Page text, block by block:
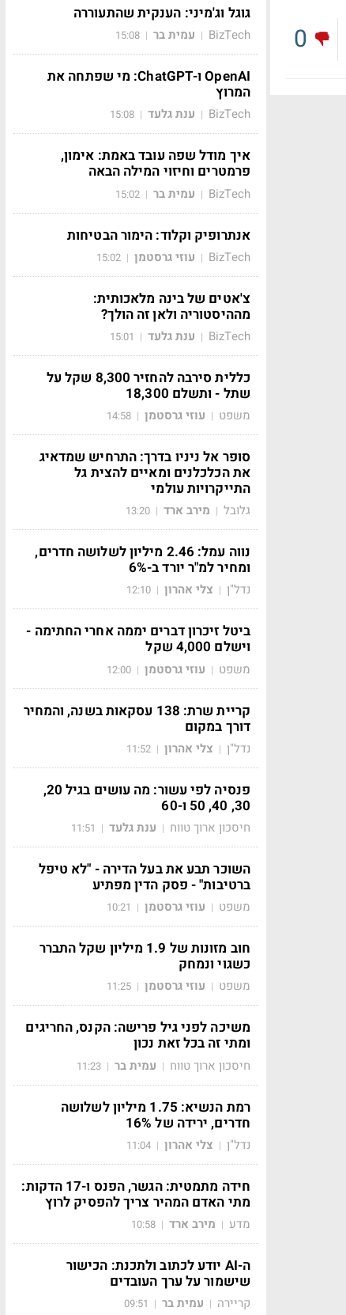
0
גוגל וג'מיני: הענקית שהתעוררה
BizTech
| עמית בר |
15:08
OpenAI ו-ChatGPT: מי שפתחה את
המרוץ
BizTech
| ענת גלעד |
15:08
איך מודל שפה עובד באמת: אימון,
פרמטרים וחיזוי המילה הבאה
BizTech
| עמית בר |
15:02
אנתרופיק וקלוד: הימור הבטיחות
BizTech
| עוזי גרסטמן |
15:02
צ'אטים של בינה מלאכותית:
מההיסטוריה ולאן זה הולך?
BizTech
| ענת גלעד |
15:01
כללית סירבה להחזיר 8,300 שקל על
שתל - ותשלם 18,300
משפט | עוזי גרסטמן |
14:58
סופר אל ניניו בדרך: התרחיש שמדאיג
את הכלכלנים ומאיים להצית גל
התייקרויות עולמי
גלובל | מירב ארד |
13:20
נווה עמל: 2.46 מיליון לשלושה חדרים,
ומחיר למ"ר יורד ב-6%
נדל"ן | צלי אהרון |
12:10
ביטל זיכרון דברים יממה אחרי החתימה -
וישלם 4,000 שקל
משפט | עוזי גרסטמן |
12:00
קריית שרת: 138 עסקאות בשנה, והמחיר
דורך במקום
נדל"ן | צלי אהרון |
11:52
פנסיה לפי עשור: מה עושים בגיל 20,
30, 40, 50 ו-60
חיסכון ארוך טווח | ענת גלעד |
11:51
השוכר תבע את בעל הדירה - "לא טיפל
ברטיבות" - פסק הדין מפתיע
משפט | עוזי גרסטמן |
10:21
חוב מזונות של 1.9 מיליון שקל התברר
כשגוי ונמחק
משפט | עוזי גרסטמן |
11:25
משיכה לפני גיל פרישה: הקנס, החריגים
ומתי זה בכל זאת נכון
חיסכון ארוך טווח | עמית בר |
11:23
רמת הנשיא: 1.75 מיליון לשלושה
חדרים, ירידה של 16%
נדל"ן | צלי אהרון |
11:04
חידה מתמטית: הגשר, הפנס ו-17 הדקות:
מתי האדם המהיר צריך להפסיק לרוץ
מדע | מירב ארד |
10:58
ה-AI יודע לכתוב ולתכנת: הכישור
שישמור על ערך העובדים
קריירה | עמית בר |
09:51